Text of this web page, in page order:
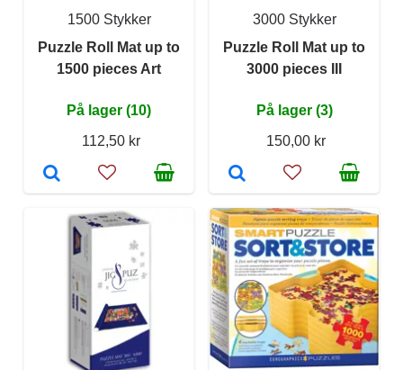
1500 Stykker
Puzzle Roll Mat up to
1500 pieces Art
På lager (10)
112,50 kr
3000 Stykker
Puzzle Roll Mat up to
3000 pieces III
På lager (3)
150,00 kr